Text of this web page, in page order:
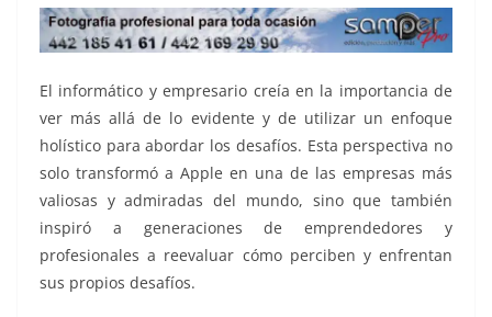
El informático y empresario creía en la importancia de
ver más allá de lo evidente y de utilizar un enfoque
holístico para abordar los desafíos. Esta perspectiva no
solo transformó a Apple en una de las empresas más
valiosas y admiradas del mundo, sino que también
inspiró a generaciones de emprendedores y
profesionales a reevaluar cómo perciben y enfrentan
sus propios desafíos.